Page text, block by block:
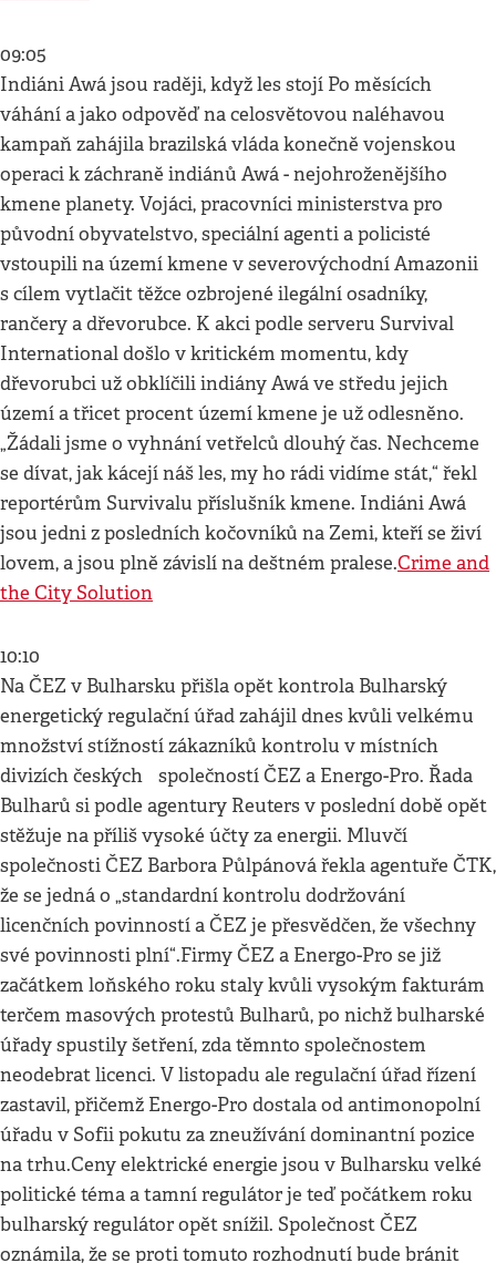
09:05
Indiáni Awá jsou raději, když les stojí Po měsících
váhání a jako odpověď na celosvětovou naléhavou
kampaň zahájila brazilská vláda konečně vojenskou
operaci k záchraně indiánů Awá - nejohroženějšího
kmene planety. Vojáci, pracovníci ministerstva pro
původní obyvatelstvo, speciální agenti a policisté
vstoupili na území kmene v severovýchodní Amazonii
s cílem vytlačit těžce ozbrojené ilegální osadníky,
rančery a dřevorubce. K akci podle serveru Survival
International došlo v kritickém momentu, kdy
dřevorubci už obklíčili indiány Awá ve středu jejich
území a třicet procent území kmene je už odlesněno.
„Žádali jsme o vyhnání vetřelců dlouhý čas. Nechceme
se dívat, jak kácejí náš les, my ho rádi vidíme stát,“ řekl
reportérům Survivalu příslušník kmene. Indiáni Awá
jsou jedni z posledních kočovníků na Zemi, kteří se živí
lovem, a jsou plně závislí na deštném pralese.Crime and
the City Solution
10:10
Na ČEZ v Bulharsku přišla opět kontrola Bulharský
energetický regulační úřad zahájil dnes kvůli velkému
množství stížností zákazníků kontrolu v místních
divizích českých společností ČEZ a Energo-Pro. Řada
Bulharů si podle agentury Reuters v poslední době opět
stěžuje na příliš vysoké účty za energii. Mluvčí
společnosti ČEZ Barbora Půlpánová řekla agentuře ČTK,
že se jedná o „standardní kontrolu dodržování
licenčních povinností a ČEZ je přesvědčen, že všechny
své povinnosti plní“.Firmy ČEZ a Energo-Pro se již
začátkem loňského roku staly kvůli vysokým fakturám
terčem masových protestů Bulharů, po nichž bulharské
úřady spustily šetření, zda těmnto společnostem
neodebrat licenci. V listopadu ale regulační úřad řízení
zastavil, přičemž Energo-Pro dostala od antimonopolní
úřadu v Sofii pokutu za zneužívání dominantní pozice
na trhu.Ceny elektrické energie jsou v Bulharsku velké
politické téma a tamní regulátor je teď počátkem roku
bulharský regulátor opět snížil. Společnost ČEZ
oznámila, že se proti tomuto rozhodnutí bude bránit